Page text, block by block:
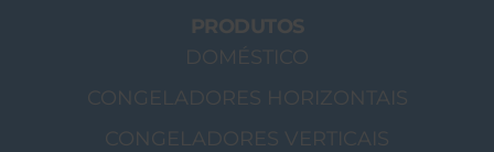
PRODUTOS
DOMÉSTICO
CONGELADORES HORIZONTAIS
CONGELADORES VERTICAIS